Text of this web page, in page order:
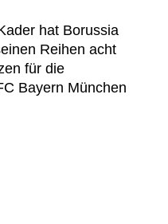
hat Borussia
Reihen acht
für die
Bayern München